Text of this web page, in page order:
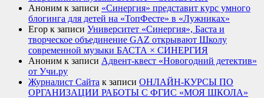
Аноним к записи «Синергия» представит курс умного
блогинга для детей на «ТопФесте» в «Лужниках»
Егор к записи Университет «Синергия», Баста и
творческое объединение GAZ открывают Школу
современной музыки БАСТА × СИНЕРГИЯ
Аноним к записи Адвент-квест «Новогодний детектив»
от Учи.ру
Журналист Сайта к записи ОНЛАЙН-КУРСЫ ПО
ОРГАНИЗАЦИИ РАБОТЫ С ФГИС «МОЯ ШКОЛА»